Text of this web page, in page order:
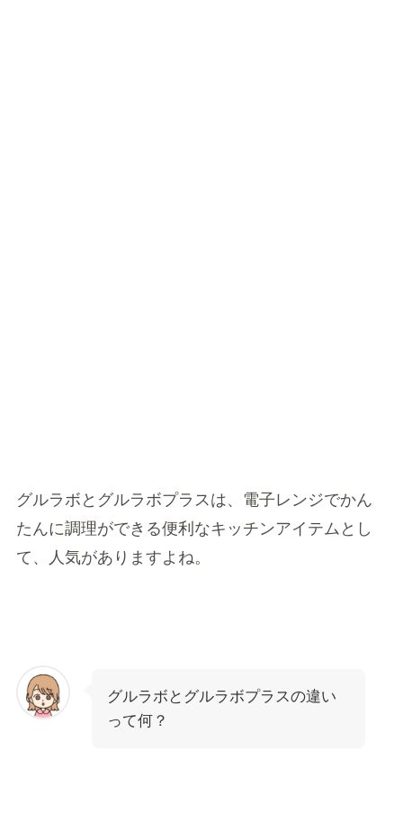
グルラボとグルラボプラスは、電子レンジでかん
たんに調理ができる便利なキッチンアイテムとし
て、人気がありますよね。
グルラボとグルラボプラスの違い
って何？